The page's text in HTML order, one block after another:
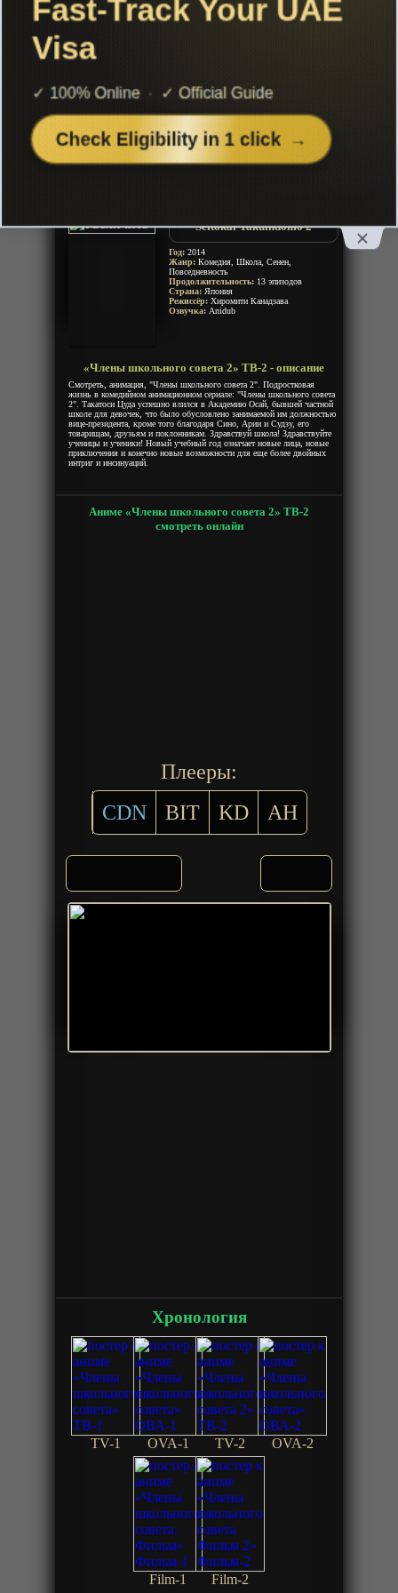
«Члены школьного совета 2» ТВ-2
Добавленно: 14 января 2020 | Серии: [13 из 13]
Seitokai Yakuindomo 2
Год: 2014
Жанр: Комедия, Школа, Сенен,
Повседневность
Продолжительность: 13 эпизодов
Страна: Япония
Режиссёр: Хиромити Канадзава
Озвучка: Anidub
«Члены школьного совета 2» ТВ-2 - описание
Смотреть, анимация, "Члены школьного совета 2". Подростковая
жизнь в комедийном анимационном сериале: "Члены школьного совета
2". Такатоси Цуда успешно влился в Академию Осай, бывшей частной
школе для девочек, что было обусловлено занимаемой им должностью
вице-президента, кроме того благодаря Сино, Арии и Судзу, его
товарищам, друзьям и поклонникам. Здравствуй школа! Здравствуйте
ученицы и ученики! Новый учебный год означает новые лица, новые
приключения и конечно новые возможности для еще более двойных
интриг и инсинуаций.
Аниме «Члены школьного совета 2» ТВ-2
смотреть онлайн
Плееры:
CDN
BIT KD AH
Хронология
TV-1 OVA-1 TV-2 OVA-2
Film-1 Film-2